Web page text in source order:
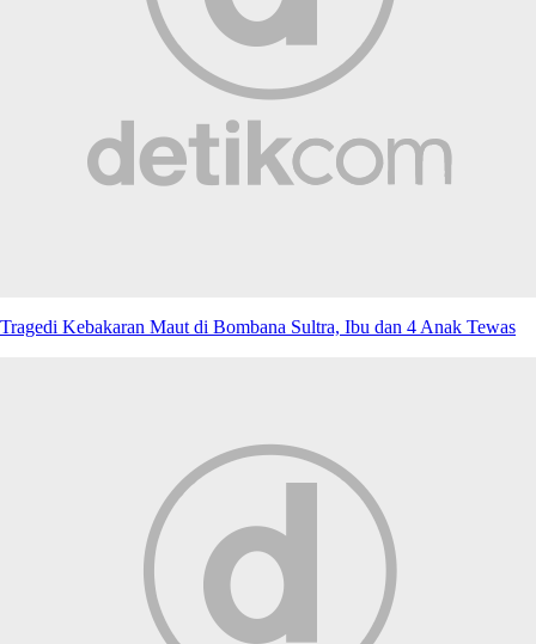
Tragedi Kebakaran Maut di Bombana Sultra, Ibu dan 4 Anak Tewas